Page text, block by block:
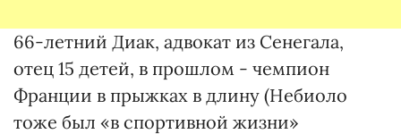
66-летний Диак, адвокат из Сенегала,
отец 15 детей, в прошлом - чемпион
Франции в прыжках в длину (Небиоло
тоже был «в спортивной жизни»